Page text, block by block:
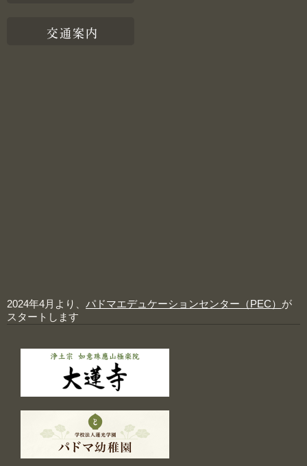
交通案内
2024年4月より、 パドマエデュケーションセンター（PEC） が
スタートします